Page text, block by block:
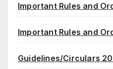
Important Rules and
Important Rules and
Guidelines/Circulars